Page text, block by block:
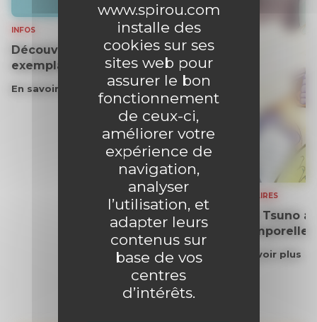
www.spirou.com
installe des
cookies sur ses
sites web pour
assurer le bon
fonctionnement
de ceux-ci,
améliorer votre
expérience de
navigation,
analyser
l’utilisation, et
adapter leurs
contenus sur
base de vos
centres
d’intérêts.
INFOS
Découvrez gratuitement un
exemplaire du journal !
En savoir plus
SOMMAIRES
Yoko Tsuno
intemporelle
En savoir plus